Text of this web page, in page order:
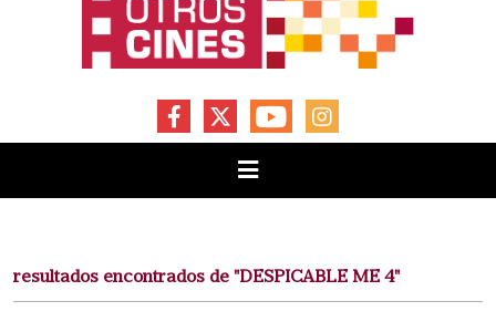
FACEBOOKYOUTUBEINSTAGRAM
resultados encontrados de "DESPICABLE ME 4"